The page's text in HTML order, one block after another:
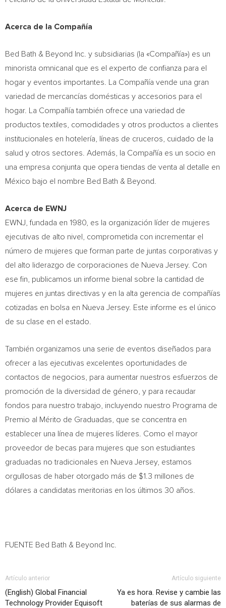
Acerca de la Compañía
Bed Bath & Beyond Inc. y subsidiarias (la «Compañía») es un
minorista omnicanal que es el experto de confianza para el
hogar y eventos importantes. La Compañía vende una gran
variedad de mercancías domésticas y accesorios para el
hogar. La Compañía también ofrece una variedad de
productos textiles, comodidades y otros productos a clientes
institucionales en hotelería, líneas de cruceros, cuidado de la
salud y otros sectores. Además, la Compañía es un socio en
una empresa conjunta que opera tiendas de venta al detalle en
México bajo el nombre Bed Bath & Beyond.
Acerca de EWNJ
EWNJ, fundada en 1980, es la organización líder de mujeres
ejecutivas de alto nivel, comprometida con incrementar el
número de mujeres que forman parte de juntas corporativas y
del alto liderazgo de corporaciones de Nueva Jersey. Con
ese fin, publicamos un informe bienal sobre la cantidad de
mujeres en juntas directivas y en la alta gerencia de compañías
cotizadas en bolsa en Nueva Jersey. Este informe es el único
de su clase en el estado.
También organizamos una serie de eventos diseñados para
ofrecer a las ejecutivas excelentes oportunidades de
contactos de negocios, para aumentar nuestros esfuerzos de
promoción de la diversidad de género, y para recaudar
fondos para nuestro trabajo, incluyendo nuestro Programa de
Premio al Mérito de Graduadas, que se concentra en
establecer una línea de mujeres líderes. Como el mayor
proveedor de becas para mujeres que son estudiantes
graduadas no tradicionales en Nueva Jersey, estamos
orgullosas de haber otorgado más de $1.3 millones de
dólares a candidatas meritorias en los últimos 30 años.
FUENTE Bed Bath & Beyond Inc.
Artículo anterior
(English) Global Financial
Technology Provider Equisoft
Artículo siguiente
Ya es hora. Revise y cambie las
baterías de sus alarmas de